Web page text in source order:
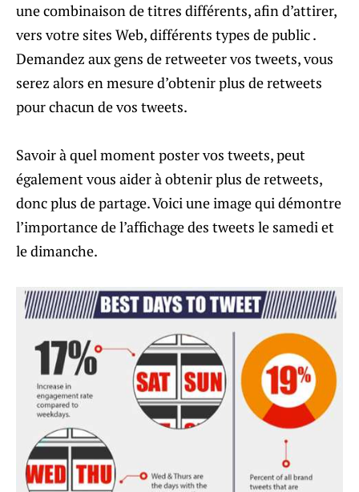
une combinaison de titres différents, afin d’attirer,
vers votre sites Web, différents types de public .
Demandez aux gens de retweeter vos tweets, vous
serez alors en mesure d’obtenir plus de retweets
pour chacun de vos tweets.
Savoir à quel moment poster vos tweets, peut
également vous aider à obtenir plus de retweets,
donc plus de partage. Voici une image qui démontre
l’importance de l’affichage des tweets le samedi et
le dimanche.